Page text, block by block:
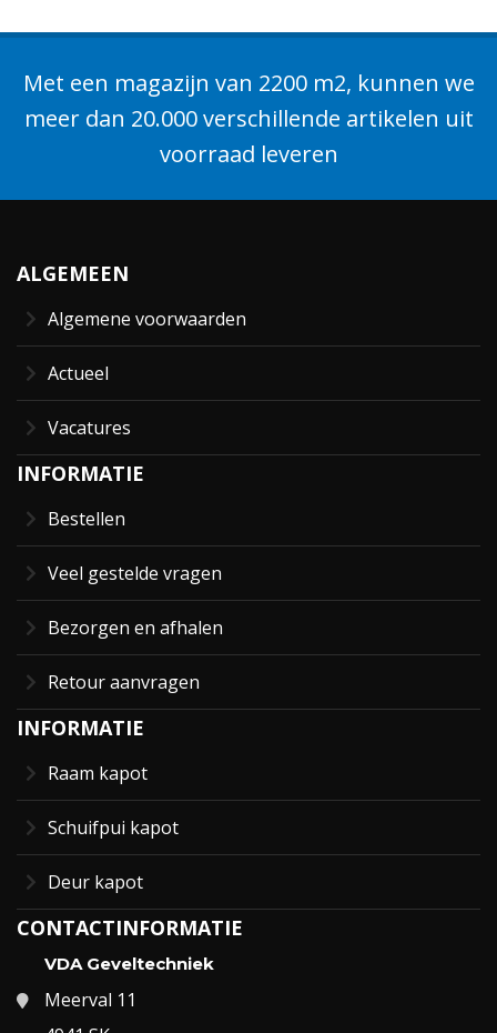
Met een magazijn van 2200 m2, kunnen we
meer dan 20.000 verschillende artikelen uit
voorraad leveren
ALGEMEEN
Algemene voorwaarden
Actueel
Vacatures
INFORMATIE
Bestellen
Veel gestelde vragen
Bezorgen en afhalen
Retour aanvragen
INFORMATIE
Raam kapot
Schuifpui kapot
Deur kapot
CONTACTINFORMATIE
VDA Geveltechniek
Meerval 11